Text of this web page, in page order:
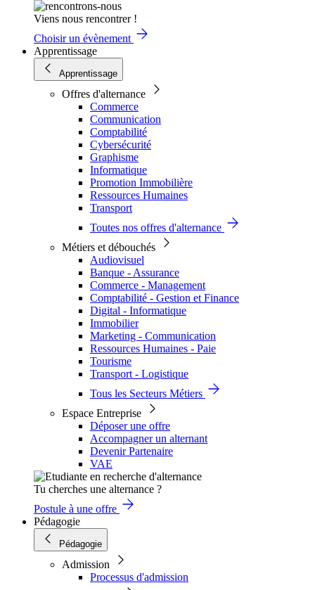
Viens nous rencontrer !
Choisir un évènement
Apprentissage
Apprentissage
Offres d'alternance
Commerce
Communication
Comptabilité
Cybersécurité
Graphisme
Informatique
Promotion Immobilière
Ressources Humaines
Transport
Toutes nos offres d'alternance
Métiers et débouchés
Audiovisuel
Banque - Assurance
Commerce - Management
Comptabilité - Gestion et Finance
Digital - Informatique
Immobilier
Marketing - Communication
Ressources Humaines - Paie
Tourisme
Transport - Logistique
Tous les Secteurs Métiers
Espace Entreprise
Déposer une offre
Accompagner un alternant
Devenir Partenaire
VAE
Tu cherches une alternance ?
Postule à une offre
Pédagogie
Pédagogie
Admission
Processus d'admission